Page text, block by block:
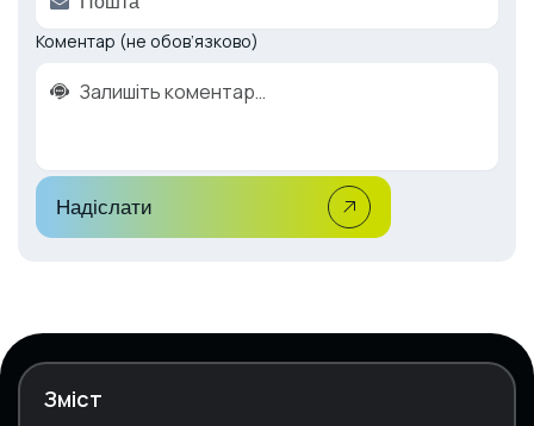
Коментар (не обов’язково)
Надіслати
Зміст